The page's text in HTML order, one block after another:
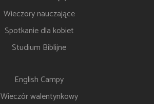
Wieczory nauczające
Spotkanie dla kobiet
Studium Biblijne
English Campy
Wieczór walentynkowy